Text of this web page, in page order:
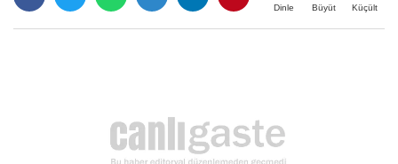
Dinle Büyüt Küçült